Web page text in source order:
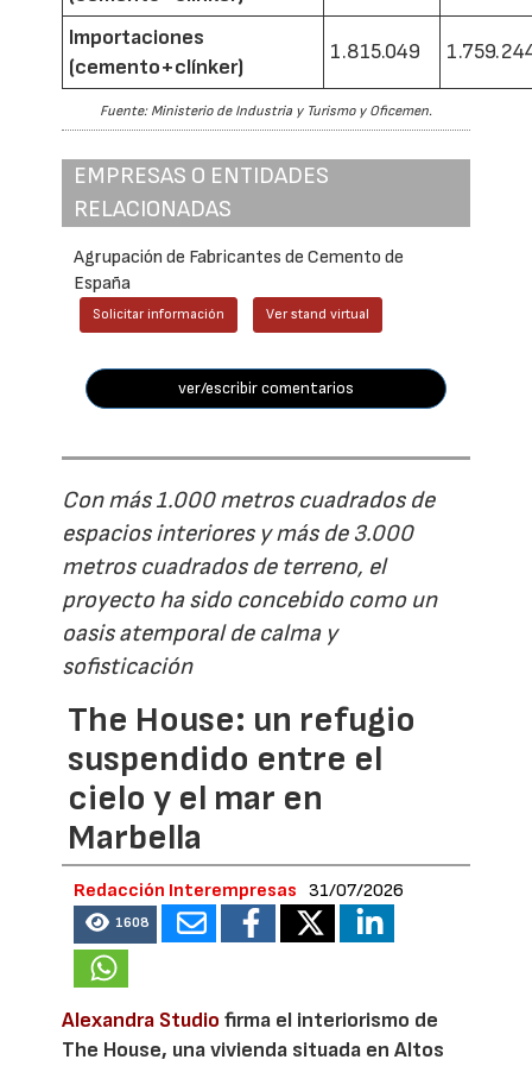
Importaciones
(cemento+clínker)
1.815.049
Fuente: Ministerio de Industria y Turismo y Oficemen.
EMPRESAS O ENTIDADES
RELACIONADAS
Agrupación de Fabricantes de Cemento de
España
Solicitar información Ver stand virtual
ver/escribir comentarios
Con más 1.000 metros cuadrados de
espacios interiores y más de 3.000
metros cuadrados de terreno, el
proyecto ha sido concebido como un
oasis atemporal de calma y
sofisticación
The House: un refugio
suspendido entre el
cielo y el mar en
Marbella
Redacción Interempresas 31/07/2026
1608
Alexandra Studio firma el interiorismo de
The House, una vivienda situada en Altos